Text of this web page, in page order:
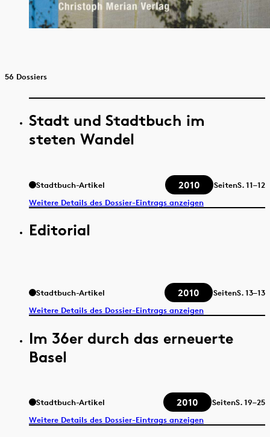
56 Dossiers
Stadt und Stadtbuch im
steten Wandel
Stadtbuch-Artikel 2010 SeitenS.11–12
Weitere Details des Dossier-Eintrags anzeigen
Editorial
Stadtbuch-Artikel 2010 SeitenS.13–13
Weitere Details des Dossier-Eintrags anzeigen
Im 36er durch das erneuerte
Basel
Stadtbuch-Artikel 2010 SeitenS.19–25
Weitere Details des Dossier-Eintrags anzeigen